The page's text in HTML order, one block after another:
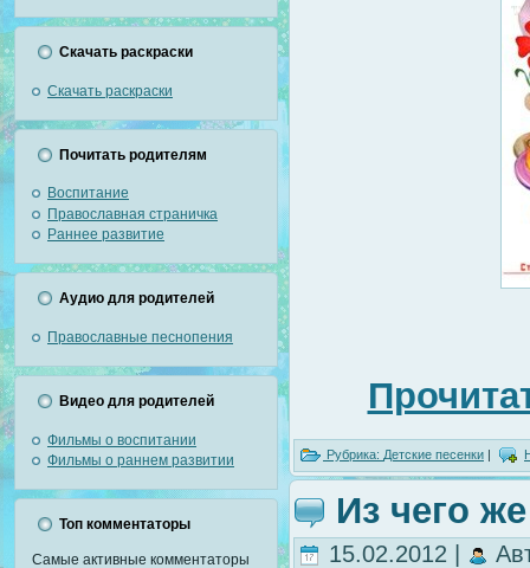
Скачать раскраски
Скачать раскраски
Почитать родителям
Воспитание
Православная страничка
Раннее развитие
Аудио для родителей
Православные песнопения
Видео для родителей
Фильмы о воспитании
Фильмы о раннем развитии
Топ комментаторы
Самые активные комментаторы
Рубрика: Детские песенки |
Из чего
15.02.2012 |